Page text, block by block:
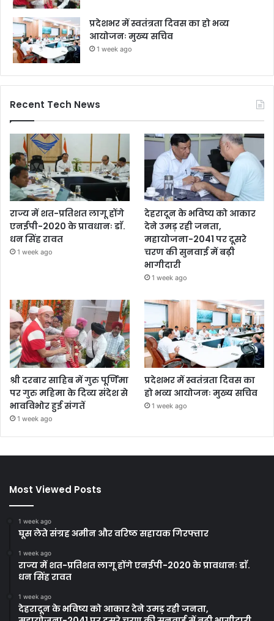
प्रदेशभर में स्वतंत्रता दिवस का हो भव्य
आयोजनः मुख्य सचिव
1 week ago
Recent Tech News
राज्य में शत-प्रतिशत लागू होंगे
एनईपी-2020 के प्रावधानः डाॅ.
धन सिंह रावत
1 week ago
देहरादून के भविष्य को आकार
देने उमड़ रही जनता,
महायोजना-2041 पर दूसरे
चरण की सुनवाई में बढ़ी
भागीदारी
1 week ago
श्री दरबार साहिब में गुरु पूर्णिमा
पर गुरु महिमा के दिव्य संदेश से
भावविभोर हुई संगतें
1 week ago
प्रदेशभर में स्वतंत्रता दिवस का
हो भव्य आयोजनः मुख्य सचिव
1 week ago
Most Viewed Posts
1 week ago
घूस लेते संग्रह अमीन और वरिष्ठ सहायक गिरफ्तार
1 week ago
राज्य में शत-प्रतिशत लागू होंगे एनईपी-2020 के प्रावधानः डाॅ.
धन सिंह रावत
1 week ago
देहरादून के भविष्य को आकार देने उमड़ रही जनता,